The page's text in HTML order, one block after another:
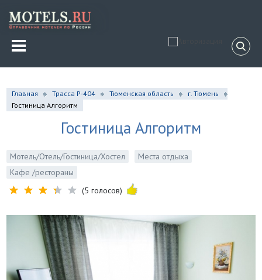
Главная Трасса Р-404 Тюменская область
г. Тюмень
Гостиница Алгоритм
Гостиница Алгоритм
Мотель/Отель/Гостиница/Хостел
Места отдыха
Кафе /рестораны
(5 голосов)